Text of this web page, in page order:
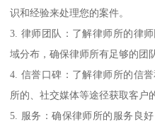
识和经验来处理您的案件。
3. 律师团队：了解律师所的律
域分布，确保律师所有足够的团
4. 信誉口碑：了解律师所的信
所的、社交媒体等途径获取客户
5. 服务：确保律师所的服务良